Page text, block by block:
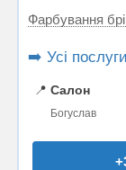
Фарбування
➡️ Усі
📍 Салон
Богуслав